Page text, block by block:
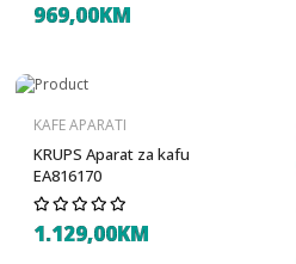
969,00KM
KAFE APARATI
KRUPS Aparat za kafu
EA816170
1.129,00KM